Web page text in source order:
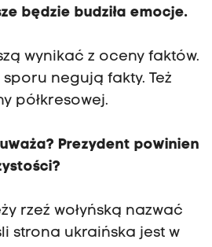
będzie budziła emocje.
wynikać z oceny faktów.
negują fakty. Też
półkresowej.
Prezydent powinien
rzeź wołyńską nazwać
strona ukraińska jest w